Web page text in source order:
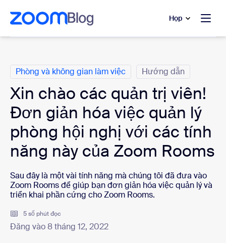
đến nội dung chính
trò chuyện trợ giúp
Họp
Phòng và không gian làm việc Hướng dẫn
Xin chào các quản trị viên!
Đơn giản hóa việc quản lý
phòng hội nghị với các tính
năng này của Zoom Rooms
Sau đây là một vài tính năng mà chúng tôi đã đưa vào
Zoom Rooms để giúp bạn đơn giản hóa việc quản lý và
triển khai phần cứng cho Zoom Rooms.
5 số phút đọc
Đăng vào 8 tháng 12, 2022